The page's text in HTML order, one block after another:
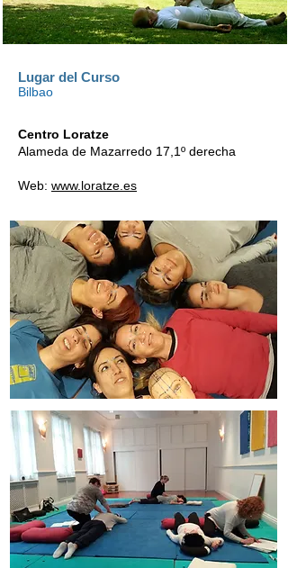
Lugar del Curso
Bilbao
Centro Loratze
Alameda de Mazarredo 17,1º derecha
Web: www.loratze.es